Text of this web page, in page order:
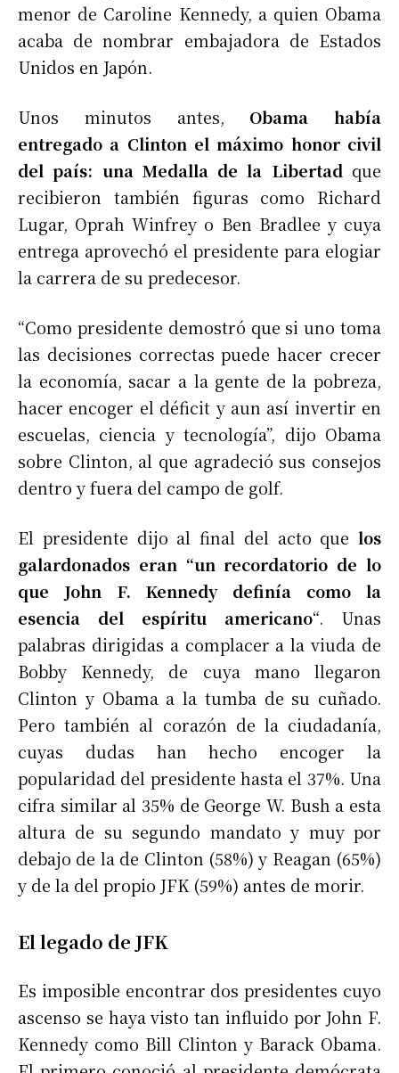
menor de Caroline Kennedy, a quien Obama
acaba de nombrar embajadora de Estados
Unidos en Japón.
Unos minutos antes, Obama había
entregado a Clinton el máximo honor civil
del país: una Medalla de la Libertad que
recibieron también figuras como Richard
Lugar, Oprah Winfrey o Ben Bradlee y cuya
entrega aprovechó el presidente para elogiar
la carrera de su predecesor.
“Como presidente demostró que si uno toma
las decisiones correctas puede hacer crecer
la economía, sacar a la gente de la pobreza,
hacer encoger el déficit y aun así invertir en
escuelas, ciencia y tecnología”, dijo Obama
sobre Clinton, al que agradeció sus consejos
dentro y fuera del campo de golf.
El presidente dijo al final del acto que los
galardonados eran “un recordatorio de lo
que John F. Kennedy definía como la
esencia del espíritu americano“. Unas
palabras dirigidas a complacer a la viuda de
Bobby Kennedy, de cuya mano llegaron
Clinton y Obama a la tumba de su cuñado.
Pero también al corazón de la ciudadanía,
cuyas dudas han hecho encoger la
popularidad del presidente hasta el 37%. Una
cifra similar al 35% de George W. Bush a esta
altura de su segundo mandato y muy por
debajo de la de Clinton (58%) y Reagan (65%)
y de la del propio JFK (59%) antes de morir.
El legado de JFK
Es imposible encontrar dos presidentes cuyo
ascenso se haya visto tan influido por John F.
Kennedy como Bill Clinton y Barack Obama.